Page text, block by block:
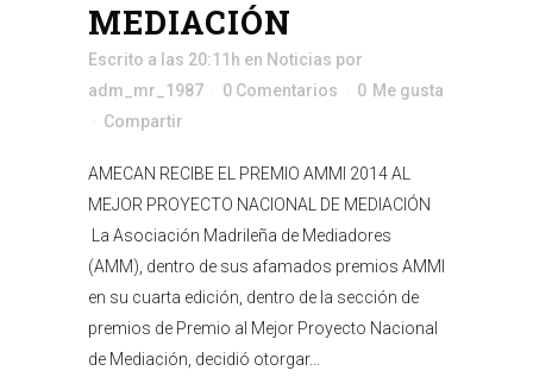
MEDIACIÓN
Escrito a las 20:11h en Noticias por
adm_mr_1987
0 Comentarios 0 Me gusta
Compartir
AMECAN RECIBE EL PREMIO AMMI 2014 AL
MEJOR PROYECTO NACIONAL DE MEDIACIÓN
La Asociación Madrileña de Mediadores
(AMM), dentro de sus afamados premios AMMI
en su cuarta edición, dentro de la sección de
premios de Premio al Mejor Proyecto Nacional
de Mediación, decidió otorgar...